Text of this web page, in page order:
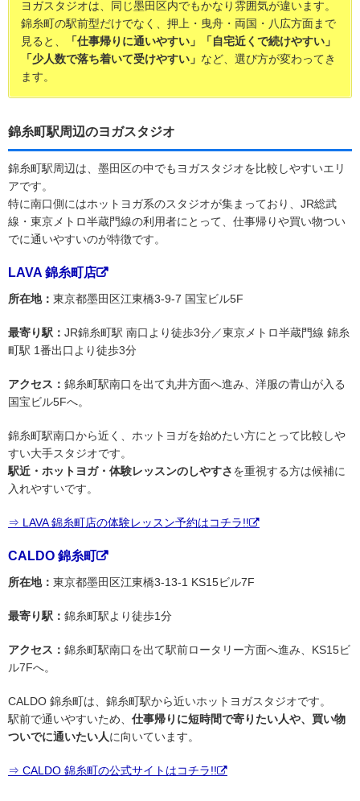
ヨガスタジオは、同じ墨田区内でもかなり雰囲気が違います。
錦糸町の駅前型だけでなく、押上・曳舟・両国・八広方面まで
見ると、
「仕事帰りに通いやすい」「自宅近くで続けやすい」
「少人数で落ち着いて受けやすい」 など、選び方が変わってき
ます。
錦糸町駅周辺のヨガスタジオ
錦糸町駅周辺は、墨田区の中でもヨガスタジオを比較しやすいエリ
アです。
特に南口側にはホットヨガ系のスタジオが集まっており、JR総武
線・東京メトロ半蔵門線の利用者にとって、仕事帰りや買い物つい
でに通いやすいのが特徴です。
LAVA 錦糸町店
所在地： 東京都墨田区江東橋3-9-7 国宝ビル5F
最寄り駅： JR錦糸町駅 南口より徒歩3分／東京メトロ半蔵門線 錦糸
町駅 1番出口より徒歩3分
アクセス： 錦糸町駅南口を出て丸井方面へ進み、洋服の青山が入る
国宝ビル5Fへ。
錦糸町駅南口から近く、ホットヨガを始めたい方にとって比較しや
すい大手スタジオです。
駅近・ホットヨガ・体験レッスンのしやすさを重視する方は候補に
入れやすいです。
⇒ LAVA 錦糸町店の体験レッスン予約はコチラ!!
CALDO 錦糸町
所在地： 東京都墨田区江東橋3-13-1 KS15ビル7F
最寄り駅： 錦糸町駅より徒歩1分
アクセス： 錦糸町駅南口を出て駅前ロータリー方面へ進み、KS15ビ
ル7Fへ。
CALDO 錦糸町は、錦糸町駅から近いホットヨガスタジオです。
駅前で通いやすいため、 仕事帰りに短時間で寄りたい人や、買い物
ついでに通いたい人に向いています。
⇒ CALDO 錦糸町の公式サイトはコチラ!!